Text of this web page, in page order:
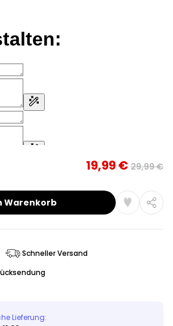
19,99 € 29,99 €
Warenkorb
Schneller Versand
Lieferung: